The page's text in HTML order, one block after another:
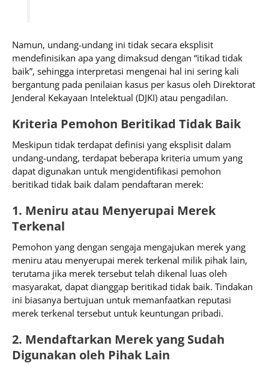
Namun, undang-undang ini tidak secara eksplisit
mendefinisikan apa yang dimaksud dengan “itikad tidak
baik”, sehingga interpretasi mengenai hal ini sering kali
bergantung pada penilaian kasus per kasus oleh Direktorat
Jenderal Kekayaan Intelektual (DJKI) atau pengadilan.
Kriteria Pemohon Beritikad Tidak Baik
Meskipun tidak terdapat definisi yang eksplisit dalam
undang-undang, terdapat beberapa kriteria umum yang
dapat digunakan untuk mengidentifikasi pemohon
beritikad tidak baik dalam pendaftaran merek:
1. Meniru atau Menyerupai Merek
Terkenal
Pemohon yang dengan sengaja mengajukan merek yang
meniru atau menyerupai merek terkenal milik pihak lain,
terutama jika merek tersebut telah dikenal luas oleh
masyarakat, dapat dianggap beritikad tidak baik. Tindakan
ini biasanya bertujuan untuk memanfaatkan reputasi
merek terkenal tersebut untuk keuntungan pribadi.
2. Mendaftarkan Merek yang Sudah
Digunakan oleh Pihak Lain